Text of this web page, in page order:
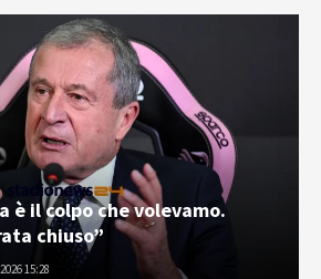
è il colpo che volevamo.
chiuso”
15:28